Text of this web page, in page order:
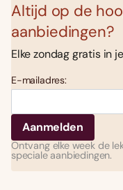
Altijd op de
aanbiedingen?
Elke zondag gratis in
E-mailadres:
Ontvang elke week de
speciale aanbiedingen.